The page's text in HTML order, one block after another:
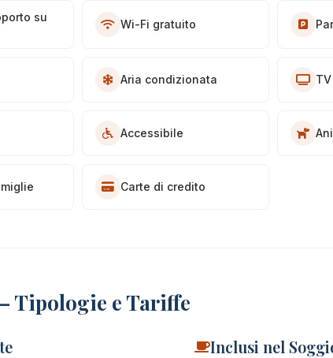
su
Wi-Fi gratuito
Aria condizionata
Accessibile
Carte di credito
Tipologie e Tariffe
Inclusi nel